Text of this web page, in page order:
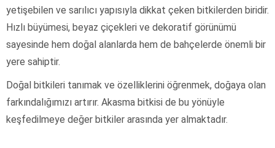
yetişebilen ve sarılıcı yapısıyla dikkat çeken bitkilerden biridir.
Hızlı büyümesi, beyaz çiçekleri ve dekoratif görünümü
sayesinde hem doğal alanlarda hem de bahçelerde önemli bir
yere sahiptir.
Doğal bitkileri tanımak ve özelliklerini öğrenmek, doğaya olan
farkındalığımızı artırır. Akasma bitkisi de bu yönüyle
keşfedilmeye değer bitkiler arasında yer almaktadır.